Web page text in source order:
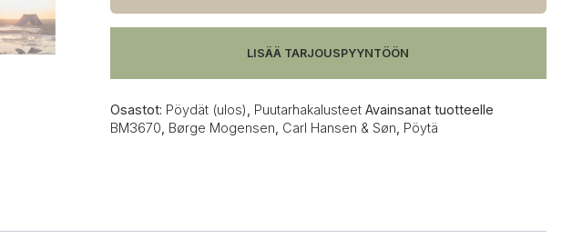
BM3670
pöytä
LISÄÄ TARJOUSPYYNTÖÖN
Osastot: Pöydät (ulos) Puutarhakalusteet Avainsanat tuotteelle
BM3670 Børge Mogensen Carl Hansen & Søn Pöytä